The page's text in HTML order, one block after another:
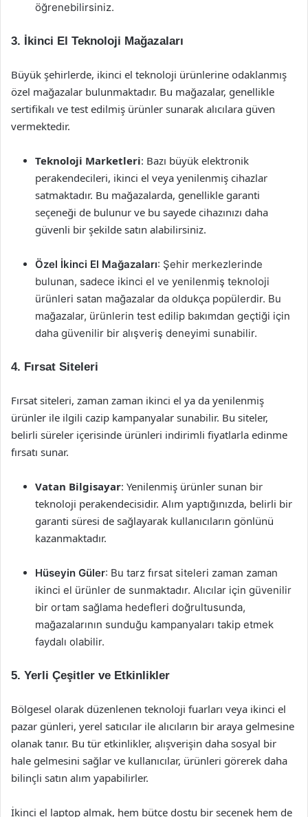
öğrenebilirsiniz.
3. İkinci El Teknoloji Mağazaları
Büyük şehirlerde, ikinci el teknoloji ürünlerine odaklanmış
özel mağazalar bulunmaktadır. Bu mağazalar, genellikle
sertifikalı ve test edilmiş ürünler sunarak alıcılara güven
vermektedir.
Teknoloji Marketleri: Bazı büyük elektronik
perakendecileri, ikinci el veya yenilenmiş cihazlar
satmaktadır. Bu mağazalarda, genellikle garanti
seçeneği de bulunur ve bu sayede cihazınızı daha
güvenli bir şekilde satın alabilirsiniz.
Özel İkinci El Mağazaları: Şehir merkezlerinde
bulunan, sadece ikinci el ve yenilenmiş teknoloji
ürünleri satan mağazalar da oldukça popülerdir. Bu
mağazalar, ürünlerin test edilip bakımdan geçtiği için
daha güvenilir bir alışveriş deneyimi sunabilir.
4. Fırsat Siteleri
Fırsat siteleri, zaman zaman ikinci el ya da yenilenmiş
ürünler ile ilgili cazip kampanyalar sunabilir. Bu siteler,
belirli süreler içerisinde ürünleri indirimli fiyatlarla edinme
fırsatı sunar.
Vatan Bilgisayar: Yenilenmiş ürünler sunan bir
teknoloji perakendecisidir. Alım yaptığınızda, belirli bir
garanti süresi de sağlayarak kullanıcıların gönlünü
kazanmaktadır.
Hüseyin Güler: Bu tarz fırsat siteleri zaman zaman
ikinci el ürünler de sunmaktadır. Alıcılar için güvenilir
bir ortam sağlama hedefleri doğrultusunda,
mağazalarının sunduğu kampanyaları takip etmek
faydalı olabilir.
5. Yerli Çeşitler ve Etkinlikler
Bölgesel olarak düzenlenen teknoloji fuarları veya ikinci el
pazar günleri, yerel satıcılar ile alıcıların bir araya gelmesine
olanak tanır. Bu tür etkinlikler, alışverişin daha sosyal bir
hale gelmesini sağlar ve kullanıcılar, ürünleri görerek daha
bilinçli satın alım yapabilirler.
İkinci el laptop almak, hem bütçe dostu bir seçenek hem de